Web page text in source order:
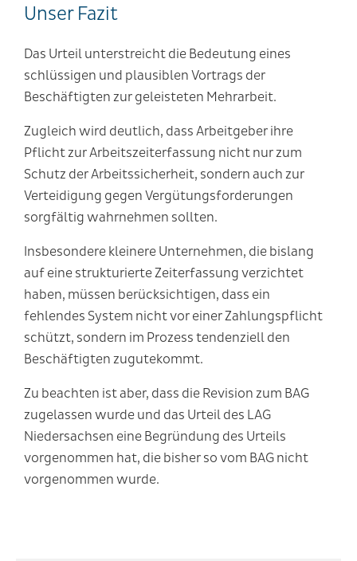
Unser Fazit
Das Urteil unterstreicht die Bedeutung eines
schlüssigen und plausiblen Vortrags der
Beschäftigten zur geleisteten Mehrarbeit.
Zugleich wird deutlich, dass Arbeitgeber ihre
Pflicht zur Arbeitszeiterfassung nicht nur zum
Schutz der Arbeitssicherheit, sondern auch zur
Verteidigung gegen Vergütungsforderungen
sorgfältig wahrnehmen sollten.
Insbesondere kleinere Unternehmen, die bislang
auf eine strukturierte Zeiterfassung verzichtet
haben, müssen berücksichtigen, dass ein
fehlendes System nicht vor einer Zahlungspflicht
schützt, sondern im Prozess tendenziell den
Beschäftigten zugutekommt.
Zu beachten ist aber, dass die Revision zum BAG
zugelassen wurde und das Urteil des LAG
Niedersachsen eine Begründung des Urteils
vorgenommen hat, die bisher so vom BAG nicht
vorgenommen wurde.